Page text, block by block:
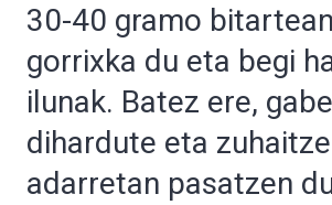
30-40 gramo
gorrixka du eta begi
ilunak. Batez ere,
dihardute eta
adarretan pasatzen